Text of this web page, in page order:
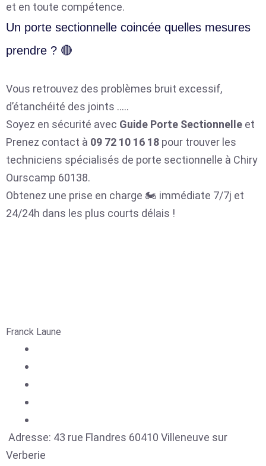
et en toute compétence.
Un porte sectionnelle coincée quelles mesures
prendre ? 🔴
Vous retrouvez des problèmes bruit excessif,
d’étanchéité des joints …..
Soyez en sécurité avec Guide Porte Sectionnelle et
Prenez contact à 09 72 10 16 18 pour trouver les
techniciens spécialisés de porte sectionnelle à Chiry
Ourscamp 60138.
Obtenez une prise en charge 🏍️ immédiate 7/7j et
24/24h dans les plus courts délais !
Franck Laune
Adresse: 43 rue Flandres 60410 Villeneuve sur
Verberie